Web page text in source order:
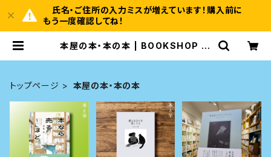
氏名・ご住所の入力ミスが増えています！購入前に
もう一度確認してね！
本屋の本・本の本 | BOOKSHOP 本
トップページ 本屋の本・本の本